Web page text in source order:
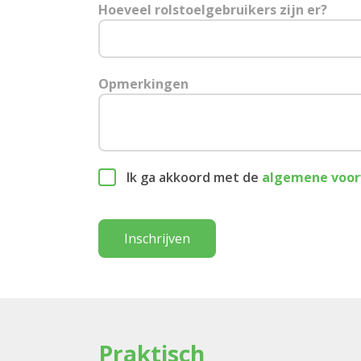
Hoeveel rolstoelgebruikers zijn er?
Opmerkingen
Ik ga akkoord met de algemene
Inschrijven
Praktisch